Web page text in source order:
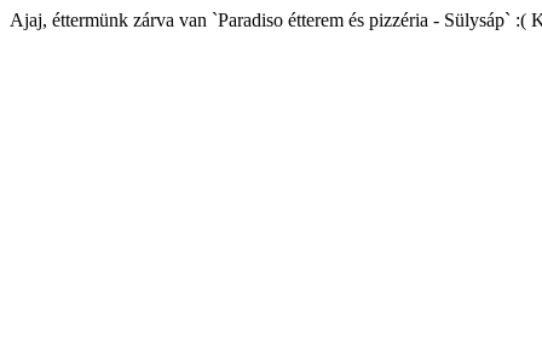
Ajaj, éttermünk zárva van `Paradiso étterem és pizzéria - Sülysáp` :(